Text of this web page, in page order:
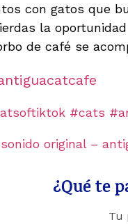
con gatos que
la
de café se
#cats
original –
¿Qué te
Tu